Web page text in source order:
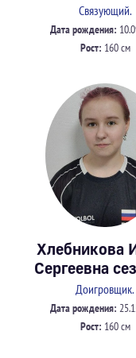
Связующий.
Дата рождения:
Рост: 160 см
Хлебникова
Сергеевна
Доигровщик.
Дата рождения:
Рост: 160 см